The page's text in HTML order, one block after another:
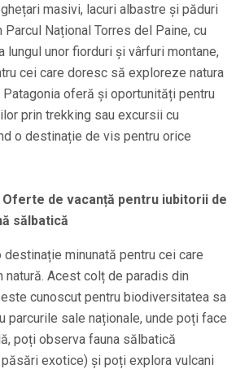
masivi, lacuri albastre și păduri
Național Torres del Paine, cu
lungul unor fiorduri și vârfuri montane,
cei care doresc să exploreze natura
oferă și oportunități pentru
prin trekking sau excursii cu
o destinație de vis pentru orice
Oferte de vacanță pentru iubitorii de
sălbatică
minunată pentru cei care
natură. Acest colț de paradis din
cunoscut pentru biodiversitatea sa
parcurile sale naționale, unde poți face
poți observa fauna sălbatică
păsări exotice) și poți explora vulcani